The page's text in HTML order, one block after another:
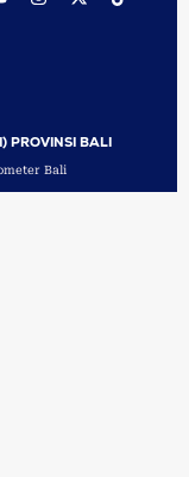
PROVINSI BALI
Bali